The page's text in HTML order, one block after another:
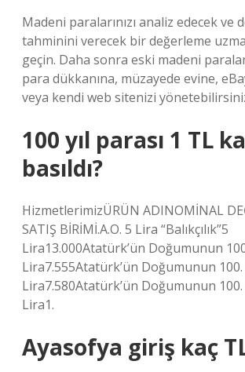
Madeni paralarınızı analiz edecek
tahminini verecek bir değerleme
geçin. Daha sonra eski madeni
para dükkanına, müzayede evine,
veya kendi web sitenizi
100 yıl parası 1 TL
basıldı?
HizmetlerimizÜRÜN ADINOMİNAL
SATIŞ BİRİMİ.A.O. 5 Lira “Balıkçılık”5
Lira13.000Atatürk’ün Doğumunun 100.
Lira7.555Atatürk’ün Doğumunun 100.
Lira7.580Atatürk’ün Doğumunun 100.
Lira1.
Ayasofya giriş kaç